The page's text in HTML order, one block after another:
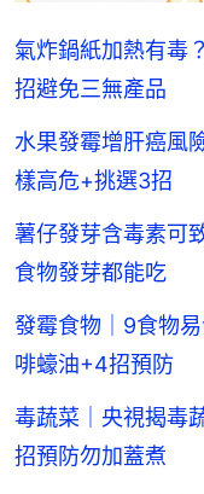
氣炸鍋紙加熱有毒
招避免三無產品
水果發霉增肝癌風
樣高危+挑選3招
薯仔發芽含毒素可
食物發芽都能吃
發霉食物｜9食物
啡蠔油+4招預防
毒蔬菜｜央視揭毒
招預防勿加蓋煮